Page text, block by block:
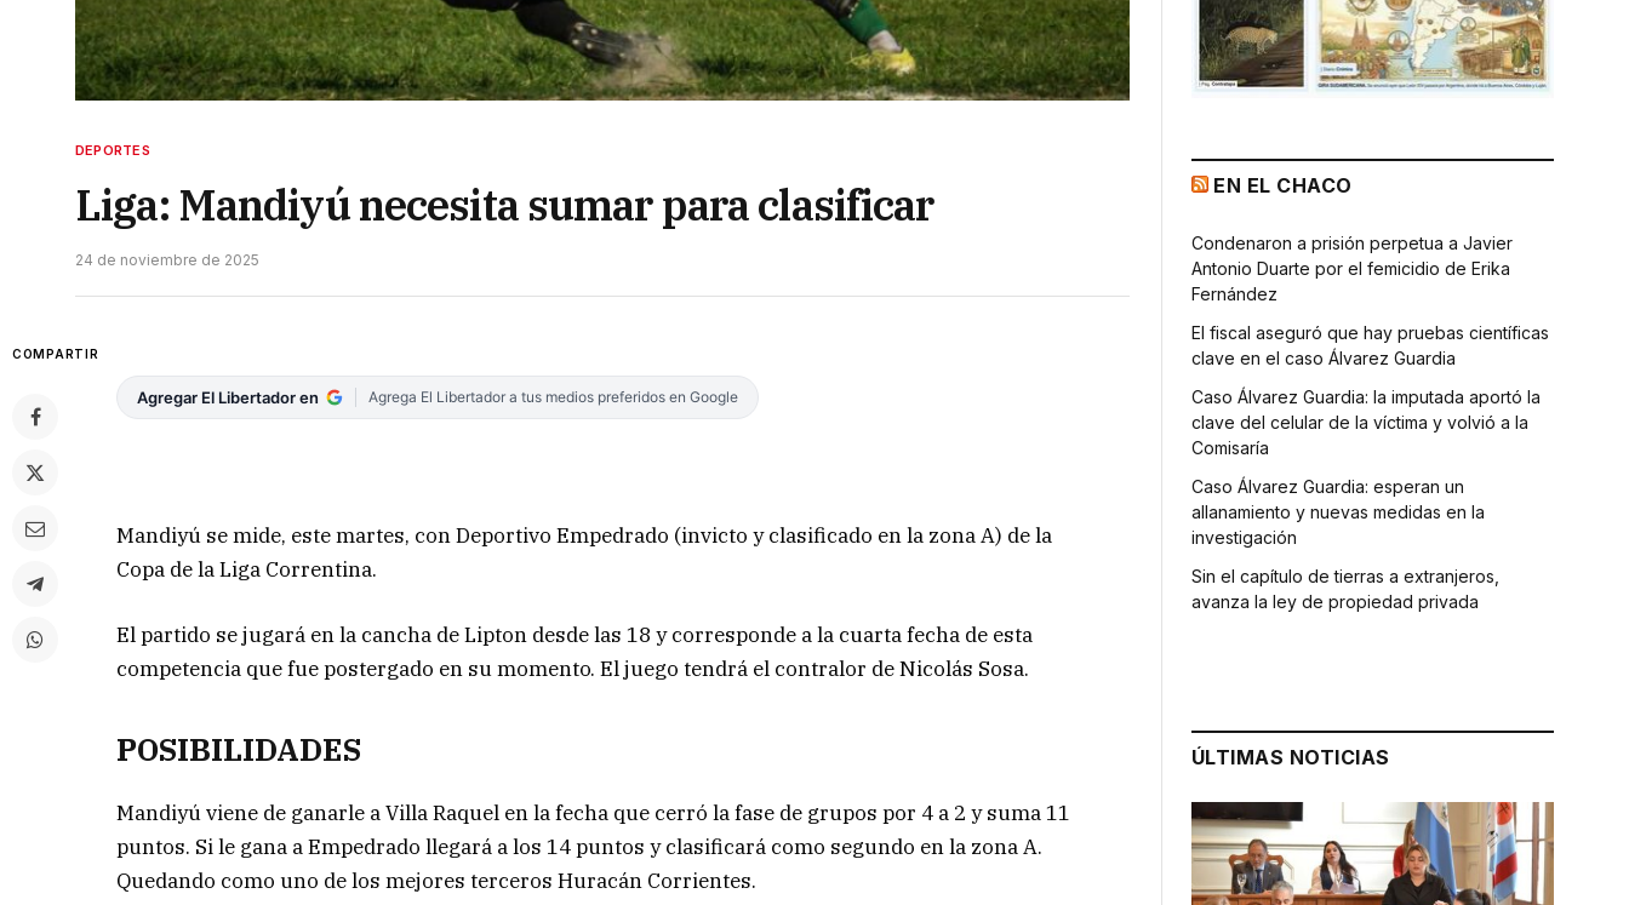
DEPORTES
Liga: Mandiyú necesita sumar para clasificar
24 de noviembre de 2025
COMPARTIR
Agregar El Libertador en Agrega El Libertador a tus medios preferidos en Google
Mandiyú se mide, este martes, con Deportivo Empedrado (invicto y clasificado en la zona A) de la
Copa de la Liga Correntina.
El partido se jugará en la cancha de Lipton desde las 18 y corresponde a la cuarta fecha de esta
competencia que fue postergado en su momento. El juego tendrá el contralor de Nicolás Sosa.
POSIBILIDADES
Mandiyú viene de ganarle a Villa Raquel en la fecha que cerró la fase de grupos por 4 a 2 y suma 11
puntos. Si le gana a Empedrado llegará a los 14 puntos y clasificará como segundo en la zona A.
Quedando como uno de los mejores terceros Huracán Corrientes.
EN EL CHACO
Condenaron a prisión perpetua a Javier
Antonio Duarte por el femicidio de Erika
Fernández
El fiscal aseguró que hay pruebas científicas
clave en el caso Álvarez Guardia
Caso Álvarez Guardia: la imputada aportó la
clave del celular de la víctima y volvió a la
Comisaría
Caso Álvarez Guardia: esperan un
allanamiento y nuevas medidas en la
investigación
Sin el capítulo de tierras a extranjeros,
avanza la ley de propiedad privada
ÚLTIMAS NOTICIAS